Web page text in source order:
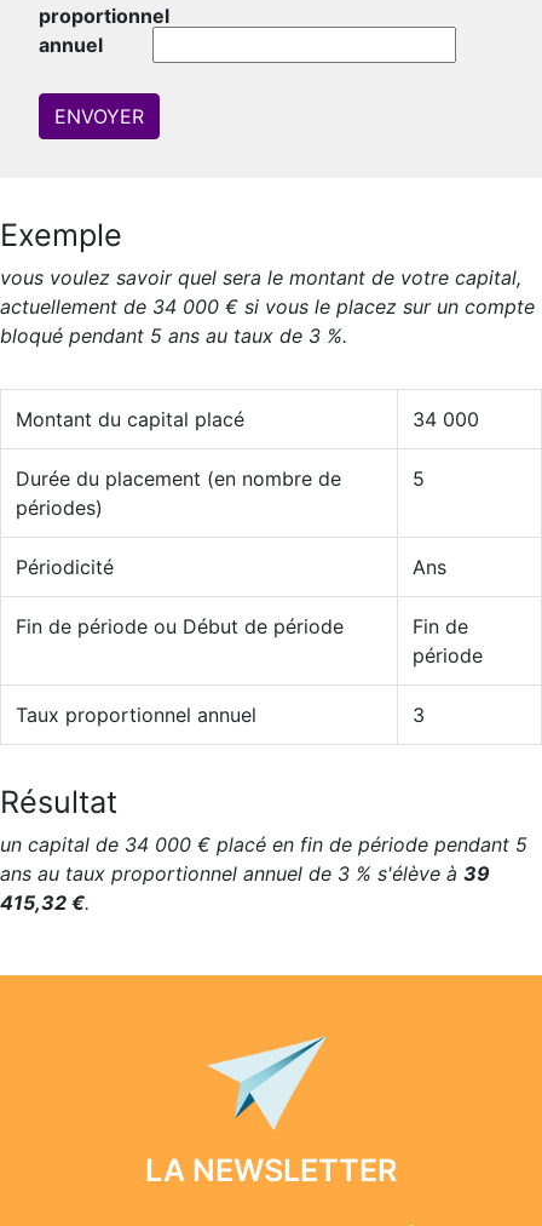
proportionnel
annuel
ENVOYER
Exemple
vous voulez savoir quel sera le montant de votre capital,
actuellement de 34 000 € si vous le placez sur un compte
bloqué pendant 5 ans au taux de 3 %.
Montant du capital placé 34 000
Durée du placement (en nombre de
périodes)
5
Périodicité Ans
Fin de période ou Début de période
Fin de
période
Taux proportionnel annuel 3
Résultat
un capital de 34 000 € placé en fin de période pendant 5
ans au taux proportionnel annuel de 3 % s'élève à 39
415,32 €.
LA NEWSLETTER